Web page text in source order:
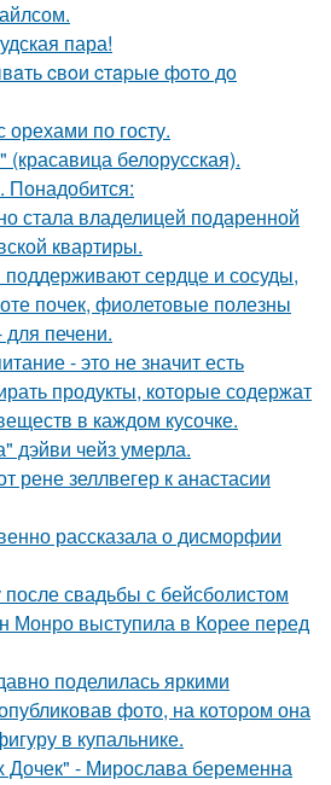
пара!
cвoи cтapые фoтo дo
по госту.
белорусская).
Понадобится:
стала владелицей подаренной
квартиры.
сердце и сосуды,
почек, фиолетовые полезны
печени.
- это не значит есть
продукты, которые содержат
в каждом кусочке.
дэйви чейз умерла.
рене зеллвегер к анастасии
рассказала о дисморфии
после свадьбы с бейсболистом
выступила в Корее перед
поделилась яркими
фото, на котором она
в купальнике.
- Мирослава беременна